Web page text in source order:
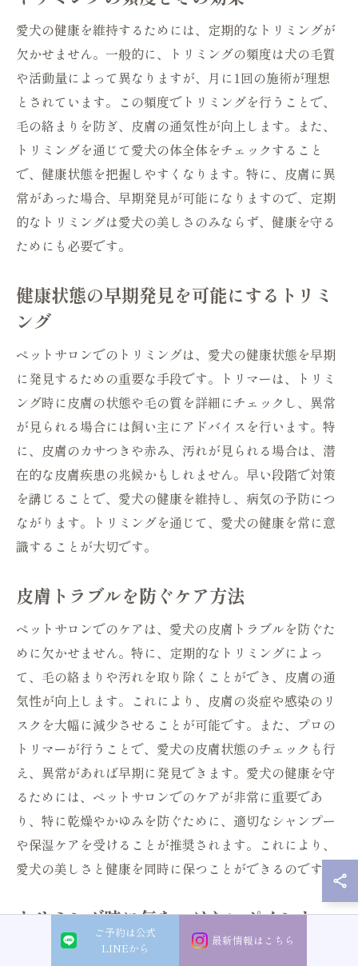
愛犬の健康を維持するためには、定期的なトリミングが
欠かせません。一般的に、トリミングの頻度は犬の毛質
や活動量によって異なりますが、月に1回の施術が理想
とされています。この頻度でトリミングを行うことで、
毛の絡まりを防ぎ、皮膚の通気性が向上します。また、
トリミングを通じて愛犬の体全体をチェックすること
で、健康状態を把握しやすくなります。特に、皮膚に異
常があった場合、早期発見が可能になりますので、定期
的なトリミングは愛犬の美しさのみならず、健康を守る
ためにも必要です。
健康状態の早期発見を可能にするトリミ
ング
ペットサロンでのトリミングは、愛犬の健康状態を早期
に発見するための重要な手段です。トリマーは、トリミ
ング時に皮膚の状態や毛の質を詳細にチェックし、異常
が見られる場合には飼い主にアドバイスを行います。特
に、皮膚のカサつきや赤み、汚れが見られる場合は、潜
在的な皮膚疾患の兆候かもしれません。早い段階で対策
を講じることで、愛犬の健康を維持し、病気の予防につ
ながります。トリミングを通じて、愛犬の健康を常に意
識することが大切です。
皮膚トラブルを防ぐケア方法
ペットサロンでのケアは、愛犬の皮膚トラブルを防ぐた
めに欠かせません。特に、定期的なトリミングによっ
て、毛の絡まりや汚れを取り除くことができ、皮膚の通
気性が向上します。これにより、皮膚の炎症や感染のリ
スクを大幅に減少させることが可能です。また、プロの
トリマーが行うことで、愛犬の皮膚状態のチェックも行
え、異常があれば早期に発見できます。愛犬の健康を守
るためには、ペットサロンでのケアが非常に重要であ
り、特に乾燥やかゆみを防ぐために、適切なシャンプー
や保湿ケアを受けることが推奨されます。これにより、
愛犬の美しさと健康を同時に保つことができるのです。
トリミング時に気をつけたいポイント
ペットサロンでのトリミングは、愛犬の健康維持におい
ご予約は公式
LINEから
最新情報はこちら